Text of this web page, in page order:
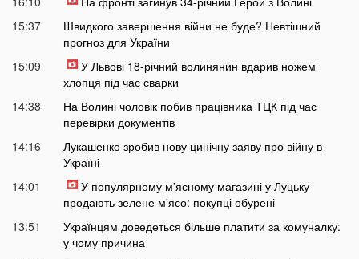
15:37
Швидкого завершення війни не буде? Невтішний
прогноз для України
15:09
У Львові 18-річний волинянин вдарив ножем
хлопця під час сварки
14:38
На Волині чоловік побив працівника ТЦК під час
перевірки документів
14:16
Лукашенко зробив нову цинічну заяву про війну в
Україні
14:01
У популярному м'ясному магазині у Луцьку
продають зелене м'ясо: покупці обурені
13:51
Українцям доведеться більше платити за комуналку:
у чому причина